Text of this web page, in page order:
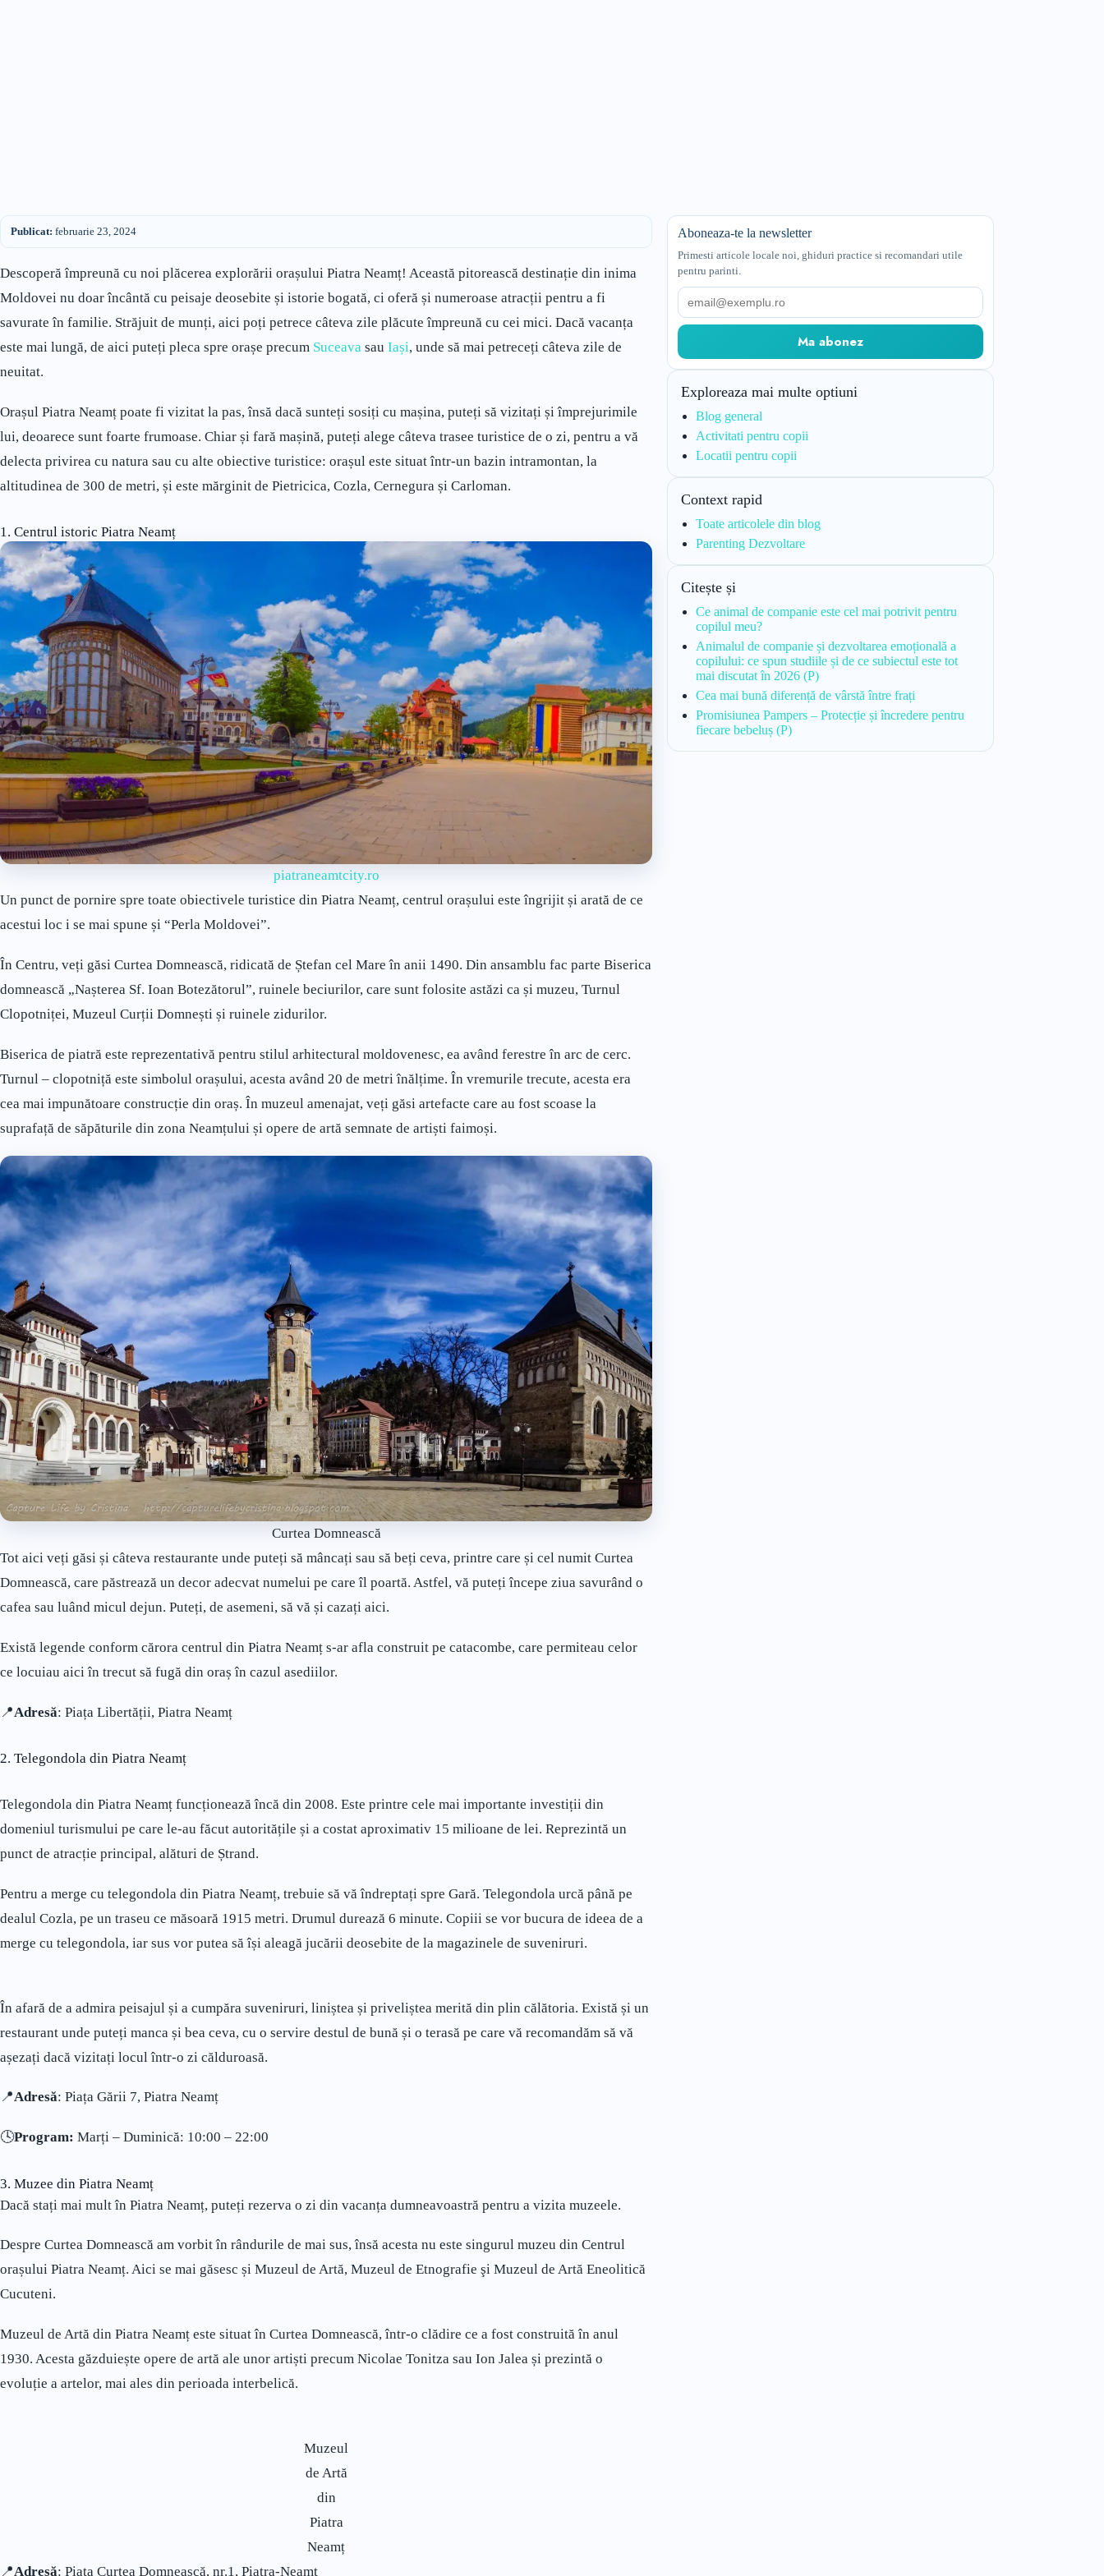
Publicat: februarie 23, 2024
Descoperă împreună cu noi plăcerea explorării orașului Piatra Neamț! Această pitorească destinație din inima
Moldovei nu doar încântă cu peisaje deosebite și istorie bogată, ci oferă și numeroase atracții pentru a fi
savurate în familie. Străjuit de munți, aici poți petrece câteva zile plăcute împreună cu cei mici. Dacă vacanța
este mai lungă, de aici puteți pleca spre orașe precum Suceava sau Iași, unde să mai petreceți câteva zile de
neuitat.
Orașul Piatra Neamț poate fi vizitat la pas, însă dacă sunteți sosiți cu mașina, puteți să vizitați și împrejurimile
lui, deoarece sunt foarte frumoase. Chiar și fară mașină, puteți alege câteva trasee turistice de o zi, pentru a vă
delecta privirea cu natura sau cu alte obiective turistice: orașul este situat într-un bazin intramontan, la
altitudinea de 300 de metri, și este mărginit de Pietricica, Cozla, Cernegura și Carloman.
1. Centrul istoric Piatra Neamț
piatraneamtcity.ro
Un punct de pornire spre toate obiectivele turistice din Piatra Neamț, centrul orașului este îngrijit și arată de ce
acestui loc i se mai spune și “Perla Moldovei”.
În Centru, veți găsi Curtea Domnească, ridicată de Ștefan cel Mare în anii 1490. Din ansamblu fac parte Biserica
domnească „Nașterea Sf. Ioan Botezătorul”, ruinele beciurilor, care sunt folosite astăzi ca și muzeu, Turnul
Clopotniței, Muzeul Curții Domnești și ruinele zidurilor.
Biserica de piatră este reprezentativă pentru stilul arhitectural moldovenesc, ea având ferestre în arc de cerc.
Turnul – clopotniță este simbolul orașului, acesta având 20 de metri înălțime. În vremurile trecute, acesta era
cea mai impunătoare construcție din oraș. În muzeul amenajat, veți găsi artefacte care au fost scoase la
suprafață de săpăturile din zona Neamțului și opere de artă semnate de artiști faimoși.
Curtea Domnească
Tot aici veți găsi și câteva restaurante unde puteți să mâncați sau să beți ceva, printre care și cel numit Curtea
Domnească, care păstrează un decor adecvat numelui pe care îl poartă. Astfel, vă puteți începe ziua savurând o
cafea sau luând micul dejun. Puteți, de asemeni, să vă și cazați aici.
Există legende conform cărora centrul din Piatra Neamț s-ar afla construit pe catacombe, care permiteau celor
ce locuiau aici în trecut să fugă din oraș în cazul asediilor.
📍Adresă: Piața Libertății, Piatra Neamț
2. Telegondola din Piatra Neamț
Telegondola din Piatra Neamț funcționează încă din 2008. Este printre cele mai importante investiții din
domeniul turismului pe care le-au făcut autoritățile și a costat aproximativ 15 milioane de lei. Reprezintă un
punct de atracție principal, alături de Ștrand.
Pentru a merge cu telegondola din Piatra Neamț, trebuie să vă îndreptați spre Gară. Telegondola urcă până pe
dealul Cozla, pe un traseu ce măsoară 1915 metri. Drumul durează 6 minute. Copiii se vor bucura de ideea de a
merge cu telegondola, iar sus vor putea să își aleagă jucării deosebite de la magazinele de suveniruri.
În afară de a admira peisajul și a cumpăra suveniruri, liniștea și priveliștea merită din plin călătoria. Există și un
restaurant unde puteți manca și bea ceva, cu o servire destul de bună și o terasă pe care vă recomandăm să vă
așezați dacă vizitați locul într-o zi călduroasă.
📍Adresă: Piața Gării 7, Piatra Neamț
🕓Program: Marți – Duminică: 10:00 – 22:00
3. Muzee din Piatra Neamț
Dacă stați mai mult în Piatra Neamț, puteți rezerva o zi din vacanța dumneavoastră pentru a vizita muzeele.
Despre Curtea Domnească am vorbit în rândurile de mai sus, însă acesta nu este singurul muzeu din Centrul
orașului Piatra Neamț. Aici se mai găsesc și Muzeul de Artă, Muzeul de Etnografie şi Muzeul de Artă Eneolitică
Cucuteni.
Muzeul de Artă din Piatra Neamț este situat în Curtea Domnească, într-o clădire ce a fost construită în anul
1930. Acesta găzduiește opere de artă ale unor artiști precum Nicolae Tonitza sau Ion Jalea și prezintă o
evoluție a artelor, mai ales din perioada interbelică.
Muzeul
de Artă
din
Piatra
Neamț
📍Adresă: Piața Curtea Domnească, nr.1, Piatra-Neamț
Aboneaza-te la newsletter
Primesti articole locale noi, ghiduri practice si recomandari utile
pentru parinti.
Email
Ma abonez
Exploreaza mai multe optiuni
Blog general
Activitati pentru copii
Locatii pentru copii
Context rapid
Toate articolele din blog
Parenting Dezvoltare
Citește și
Ce animal de companie este cel mai potrivit pentru
copilul meu?
Animalul de companie și dezvoltarea emoțională a
copilului: ce spun studiile și de ce subiectul este tot
mai discutat în 2026 (P)
Cea mai bună diferență de vârstă între frați
Promisiunea Pampers – Protecție și încredere pentru
fiecare bebeluș (P)